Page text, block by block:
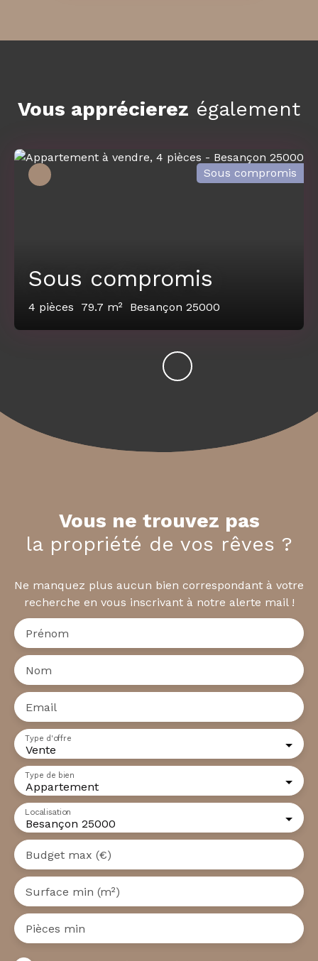
Vous apprécierez également
Sous compromis
4 pièces 79.7 m² Besançon 25000
Sous compromis
Vous ne trouvez pas
la propriété de vos rêves ?
Ne manquez plus aucun bien correspondant à votre
recherche en vous inscrivant à notre alerte mail !
Prénom
Nom
Email
Vente
Type d'offre
Appartement
Type de bien
Besançon 25000
Localisation
Budget max (€)
Surface min (m²)
Pièces min